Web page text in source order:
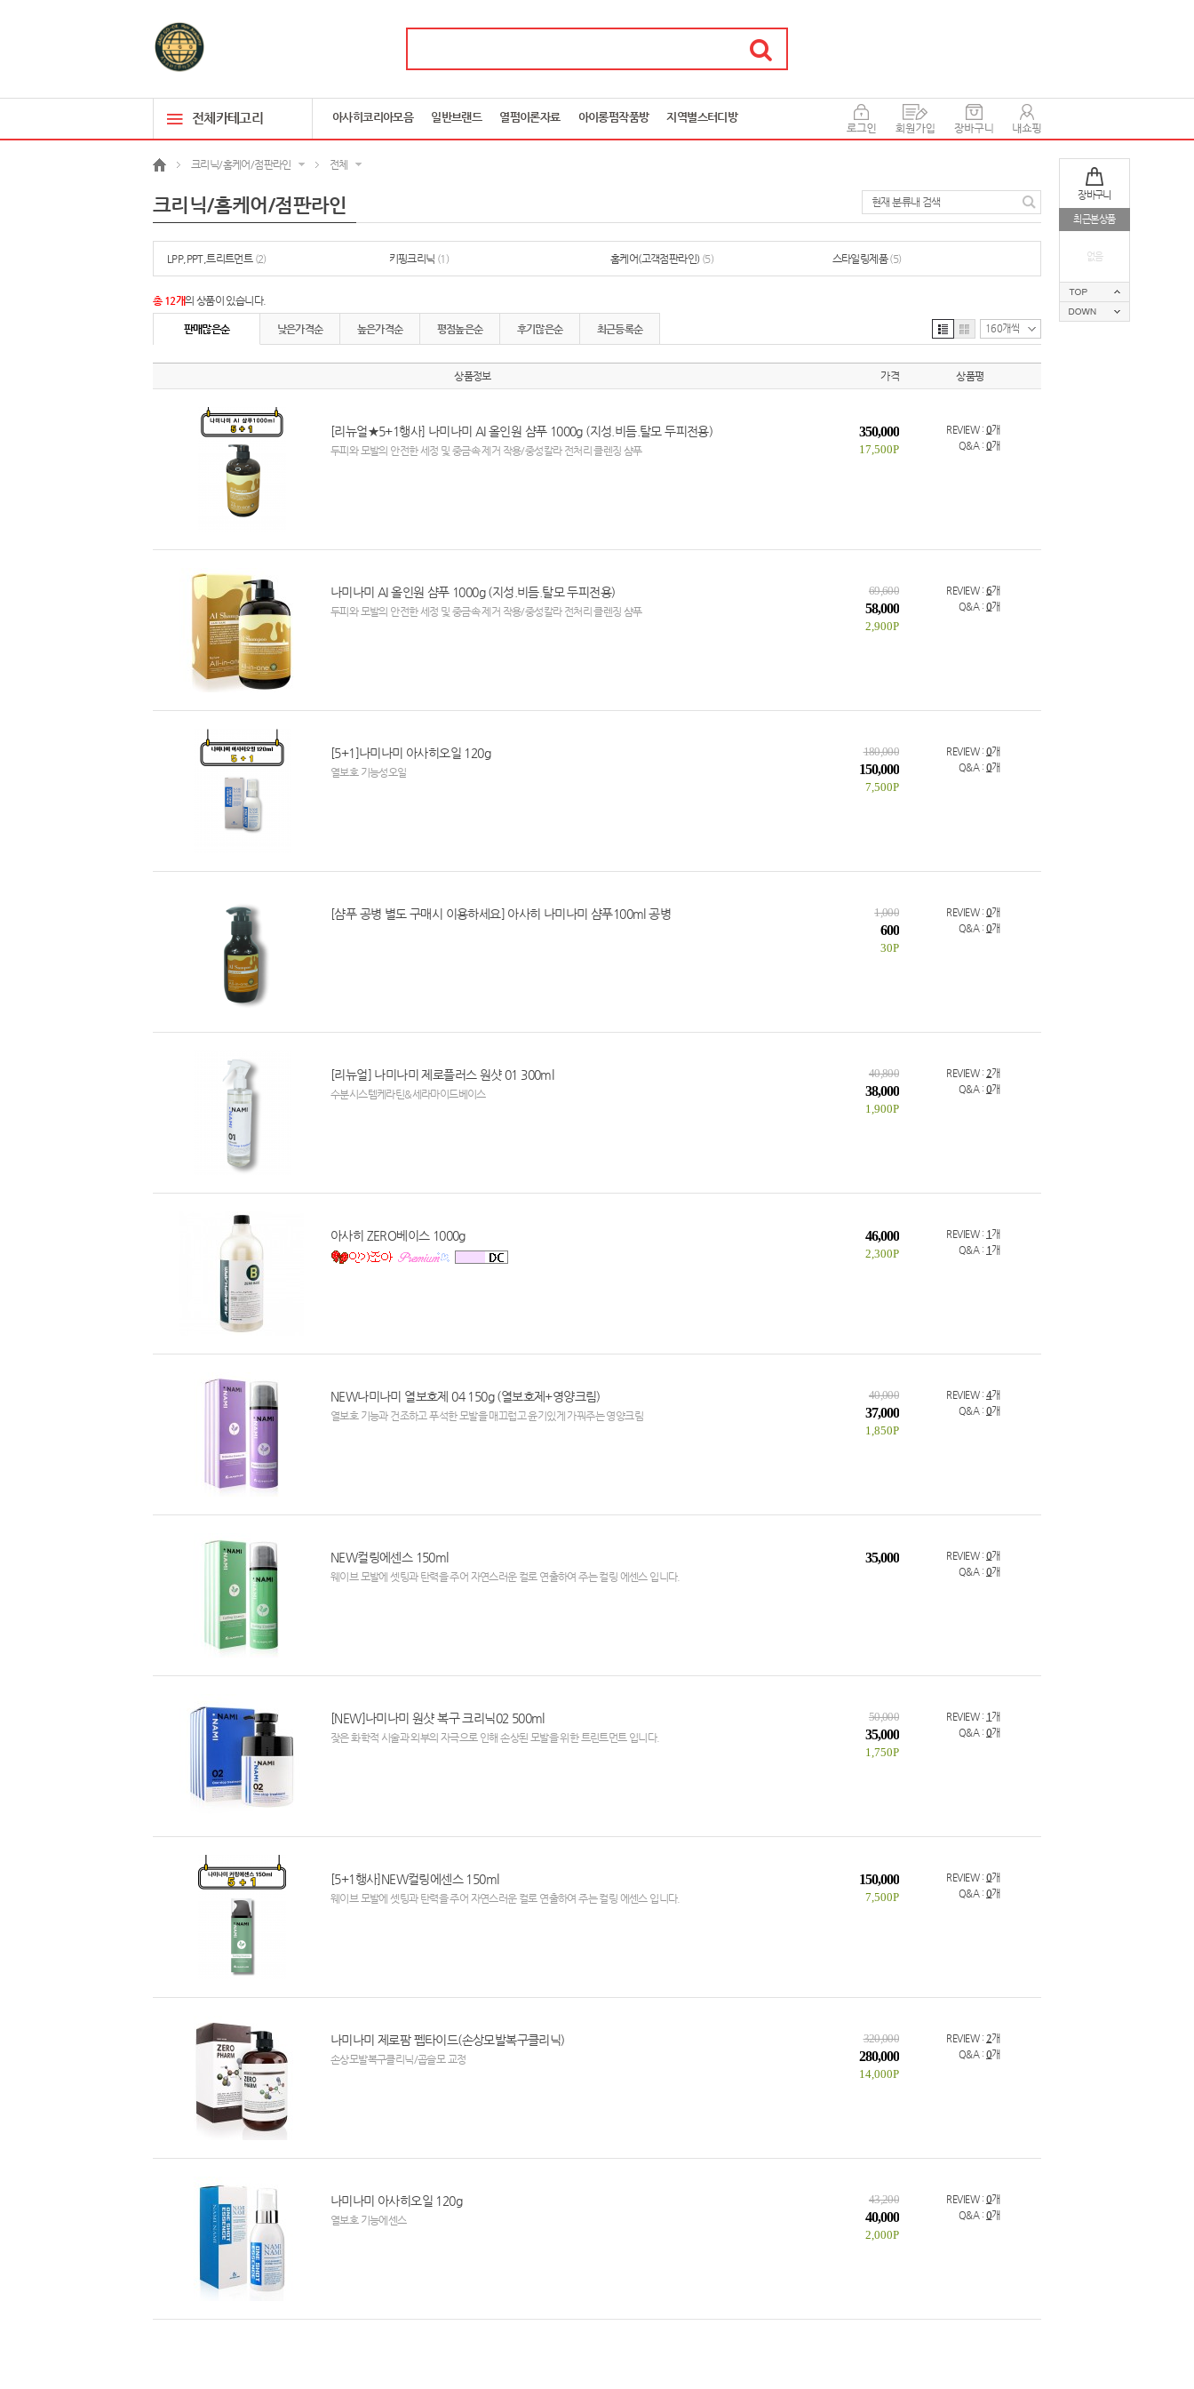
전체카테고리 아사히코리아모음 일반브랜드 열펌이론자료 아이롱펌작품방 지역별스터디방
장바구니
최근본상품
없음
크리닉/홈케어/점판라인 전체
크리닉/홈케어/점판라인 현재 분류내 검색
LPP,PPT,트리트먼트 (2) 키핑크리닉 (1) 홈케어(고객점판라인) (5) 스타일링제품(5)
총 12개의 상품이 있습니다.
판매많은순 낮은가격순 높은가격순 평점높은순 후기많은순 최근등록순 160개씩
상품정보 가격 상품평
[리뉴얼★5+1행사] 나미나미 AI 올인원 샴푸 1000g (지성.비듬.탈모 두피전용)
두피와 모발의 안전한 세정 및 중금속 제거 작용/중성칼라 전처리 클렌징 샴푸
350,000
17,500P
REVIEW : 0개
Q&A : 0개
나미나미 AI 올인원 샴푸 1000g (지성.비듬.탈모 두피전용)
두피와 모발의 안전한 세정 및 중금속 제거 작용/중성칼라 전처리 클렌징 샴푸
69,600
58,000
2,900P
REVIEW : 6개
Q&A : 0개
[5+1]나미나미 아사히오일 120g
열보호 기능성오일
180,000
150,000
7,500P
REVIEW : 0개
Q&A : 0개
[샴푸 공병 별도 구매시 이용하세요] 아사히 나미나미 샴푸100ml 공병 1,000
600
30P
REVIEW : 0개
Q&A : 0개
[리뉴얼] 나미나미 제로플러스 원샷 01 300ml
수분시스템케라틴&세라마이드베이스
40,800
38,000
1,900P
REVIEW : 2개
Q&A : 0개
아사히 ZERO베이스 1000g 46,000
2,300P
REVIEW : 1개
Q&A : 1개
NEW나미나미 열보호제 04 150g (열보호제+영양크림)
열보호 기능과 건조하고 푸석한 모발을 매끄럽고 윤기있게 가꿔주는 영양크림
40,000
37,000
1,850P
REVIEW : 4개
Q&A : 0개
NEW컬링에센스 150ml
웨이브 모발에 셋팅과 탄력을 주어 자연스러운 컬로 연출하여 주는 컬링 에센스 입니다.
35,000 REVIEW : 0개
Q&A : 0개
[NEW]나미나미 원샷 복구 크리닉02 500ml
잦은 화학적 시술과 외부의 자극으로 인해 손상된 모발을 위한 트린트먼트 입니다.
50,000
35,000
1,750P
REVIEW : 1개
Q&A : 0개
[5+1행사]NEW컬링에센스 150ml
웨이브 모발에 셋팅과 탄력을 주어 자연스러운 컬로 연출하여 주는 컬링 에센스 입니다.
150,000
7,500P
REVIEW : 0개
Q&A : 0개
나미나미 제로팜 펩타이드(손상모발복구클리닉)
손상모발복구클리닉/곱슬모 교정
320,000
280,000
14,000P
REVIEW : 2개
Q&A : 0개
나미나미 아사히오일 120g
열보호 기능에센스
43,200
40,000
2,000P
REVIEW : 0개
Q&A : 0개